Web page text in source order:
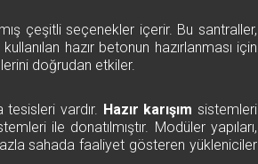
çeşitli seçenekler içerir. Bu santraller,
hazır betonun hazırlanması için
doğrudan etkiler.
vardır. Hazır karışım sistemleri
ile donatılmıştır. Modüler yapıları,
sahada faaliyet gösteren yükleniciler